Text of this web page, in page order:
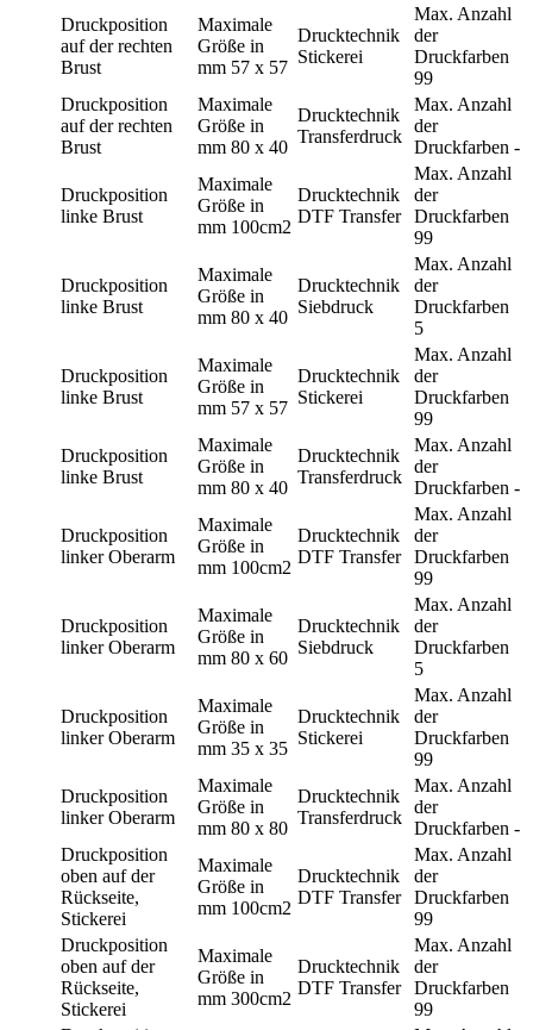
Druckposition
auf der rechten
Brust
Maximale
Größe in
mm 57 x 57
Drucktechnik
Stickerei
Max. Anzahl
der
Druckfarben
99
Druckposition
auf der rechten
Brust
Maximale
Größe in
mm 80 x 40
Drucktechnik
Transferdruck
Max. Anzahl
der
Druckfarben -
Druckposition
linke Brust
Maximale
Größe in
mm 100cm2
Drucktechnik
DTF Transfer
Max. Anzahl
der
Druckfarben
99
Druckposition
linke Brust
Maximale
Größe in
mm 80 x 40
Drucktechnik
Siebdruck
Max. Anzahl
der
Druckfarben
5
Druckposition
linke Brust
Maximale
Größe in
mm 57 x 57
Drucktechnik
Stickerei
Max. Anzahl
der
Druckfarben
99
Druckposition
linke Brust
Maximale
Größe in
mm 80 x 40
Drucktechnik
Transferdruck
Max. Anzahl
der
Druckfarben -
Druckposition
linker Oberarm
Maximale
Größe in
mm 100cm2
Drucktechnik
DTF Transfer
Max. Anzahl
der
Druckfarben
99
Druckposition
linker Oberarm
Maximale
Größe in
mm 80 x 60
Drucktechnik
Siebdruck
Max. Anzahl
der
Druckfarben
5
Druckposition
linker Oberarm
Maximale
Größe in
mm 35 x 35
Drucktechnik
Stickerei
Max. Anzahl
der
Druckfarben
99
Druckposition
linker Oberarm
Maximale
Größe in
mm 80 x 80
Drucktechnik
Transferdruck
Max. Anzahl
der
Druckfarben -
Druckposition
oben auf der
Rückseite,
Stickerei
Maximale
Größe in
mm 100cm2
Drucktechnik
DTF Transfer
Max. Anzahl
der
Druckfarben
99
Druckposition
oben auf der
Rückseite,
Stickerei
Maximale
Größe in
mm 300cm2
Drucktechnik
DTF Transfer
Max. Anzahl
der
Druckfarben
99